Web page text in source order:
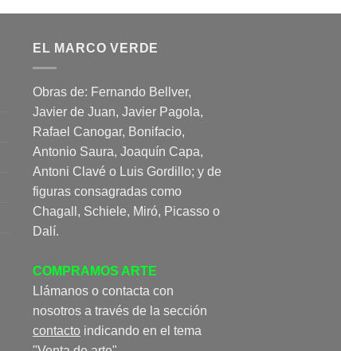
EL MARCO VERDE
Obras de: Fernando Bellver,
Javier de Juan, Javier Pagola,
Rafael Canogar, Bonifacio,
Antonio Saura, Joaquín Capa,
Antoni Clavé o Luis Gordillo; y de
figuras consagradas como
Chagall, Schiele, Miró, Picasso o
Dalí.
COMPRAMOS ARTE
Llámanos o contacta con
nosotros a través de la sección
contacto indicando en el tema